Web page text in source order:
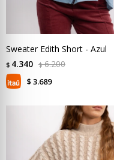
Sweater Edith Short - Azul
$ 4.340 $ 6.200
$ 3.689